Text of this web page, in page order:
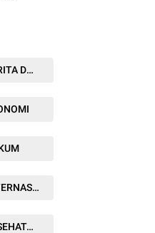
DAERAH
TUBUH